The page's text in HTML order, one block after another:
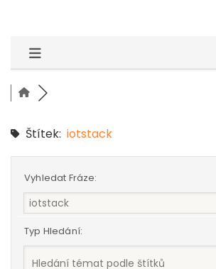
Štítek: iotstack
Vyhledat Fráze:
Typ Hledání: